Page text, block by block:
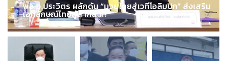
พล.อ.ประวิตร ผลักดัน “มวยไทยสู่เวทีโอลิมปิก” ส่งเสริม
เอกลักษณ์ไทยสู่สากล !!!